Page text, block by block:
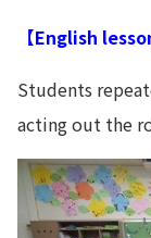
【English
Students
acting out the